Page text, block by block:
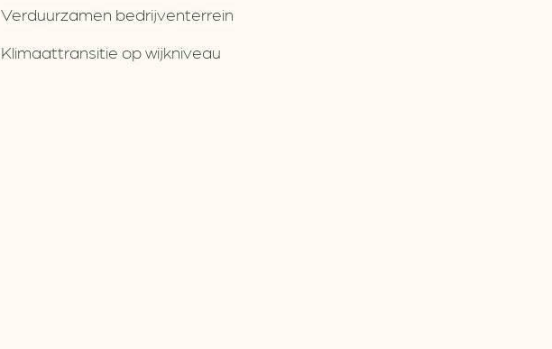
Verduurzamen bedrijventerrein
Klimaattransitie op wijkniveau